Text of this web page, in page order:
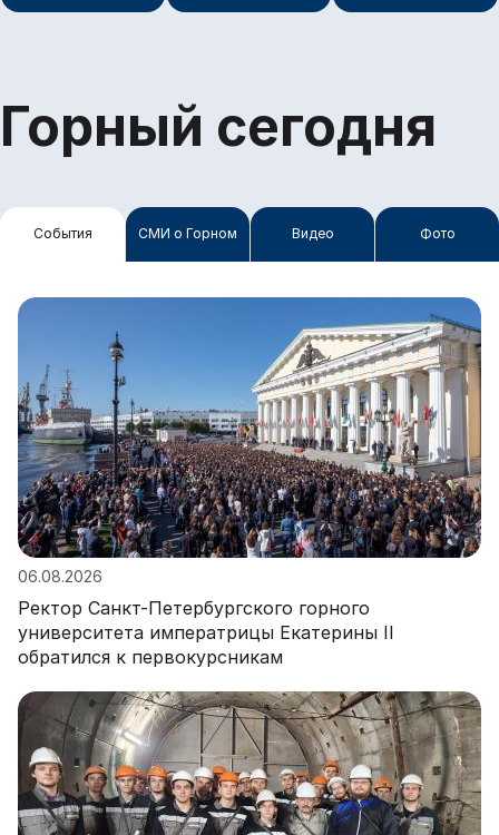
Горный сегодня
События СМИ о Горном Видео Фото
06.08.2026
Ректор Санкт-Петербургского горного
университета императрицы Екатерины II
обратился к первокурсникам